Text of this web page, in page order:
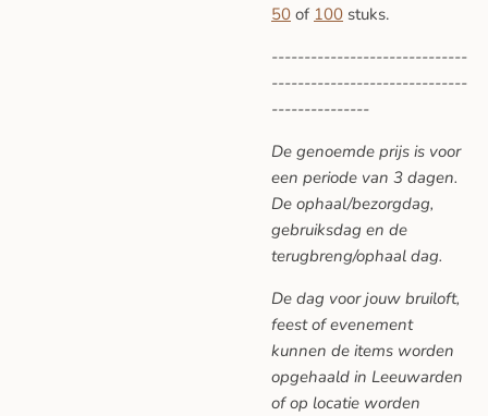
50 of 100 stuks.
------------------------------
------------------------------
---------------
De genoemde prijs is voor
een periode van 3 dagen.
De ophaal/bezorgdag,
gebruiksdag en de
terugbreng/ophaal dag.
De dag voor jouw bruiloft,
feest of evenement
kunnen de items worden
opgehaald in Leeuwarden
of op locatie worden